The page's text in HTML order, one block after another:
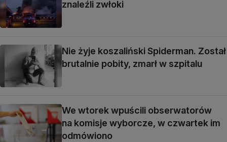
znaleźli zwłoki
Nie żyje koszaliński Spiderman. Został
brutalnie pobity, zmarł w szpitalu
We wtorek wpuścili obserwatorów
na komisje wyborcze, w czwartek im
odmówiono